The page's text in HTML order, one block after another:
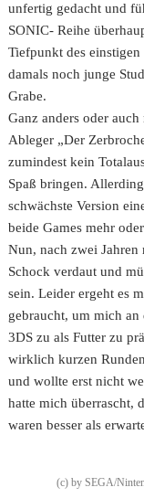
unfertig gedacht und
SONIC- Reihe
Tiefpunkt des
damals noch junge
Grabe.
Ganz anders oder
Ableger „Der
zumindest kein
Spaß bringen.
schwächste Version
beide Games mehr
Nun, nach zwei Jahren
Schock verdaut und
sein. Leider ergeht es
gebraucht, um mich
3DS zu als Futter zu
wirklich kurzen
und wollte erst nicht
hatte mich überrascht,
waren besser als
(c) by SEGA/